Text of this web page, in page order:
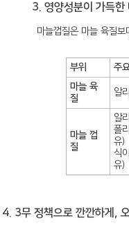
3. 영양성분이 가득한
마늘껍질은 마늘 육질
부위
주
마늘 육
질
알
마늘 껍
질
알
폴
유)
식
유)
4. 3무 정책으로 깐깐하게,